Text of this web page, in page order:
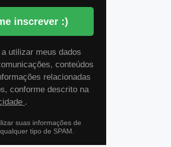
inscrever :)
utilizar meus dados
conteúdos
relacionadas
conforme descrito na
.
suas informações de
tipo de SPAM.